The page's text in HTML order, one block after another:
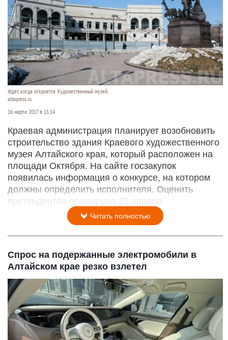
Ждет, когда откроется Художественный музей.
altapress.ru
16 марта 2017 в 11:14
Краевая администрация планирует возобновить
строительство здания Краевого художественного
музея Алтайского края, который расположен на
площади Октября. На сайте госзакупок
появилась информация о конкурсе, на котором
должны определить исполнителя. Оценить
претендентов планируют 25 апреля.
Читать полностью
Спрос на подержанные электромобили в
Алтайском крае резко взлетел